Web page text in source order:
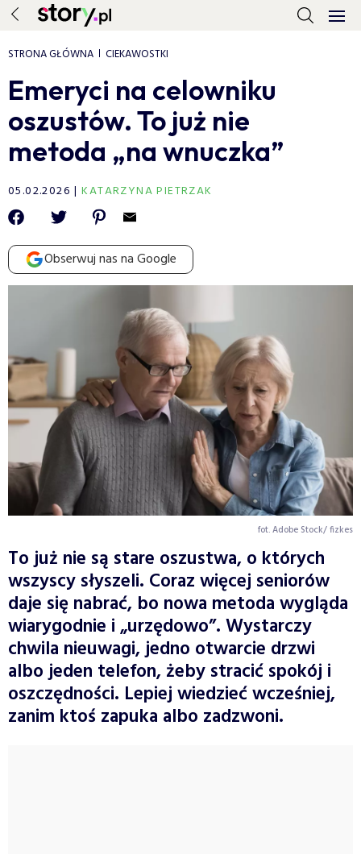
STRONA GŁÓWNA CIEKAWOSTKI
Emeryci na celowniku
oszustów. To już nie
metoda „na wnuczka”
05.02.2026 KATARZYNA PIETRZAK
Obserwuj nas na Google
fot. Adobe Stock/ fizkes
To już nie są stare oszustwa, o których
wszyscy słyszeli. Coraz więcej seniorów
daje się nabrać, bo nowa metoda wygląda
wiarygodnie i „urzędowo”. Wystarczy
chwila nieuwagi, jedno otwarcie drzwi
albo jeden telefon, żeby stracić spokój i
oszczędności. Lepiej wiedzieć wcześniej,
zanim ktoś zapuka albo zadzwoni.